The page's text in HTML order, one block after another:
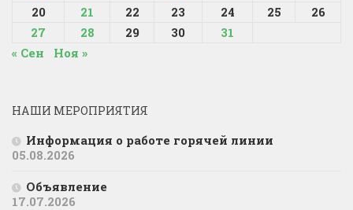
20
21 22 23 24 25
26
27
28 29 30
31
« Сен
Ноя »
НАШИ МЕРОПРИЯТИЯ
Информация о работе горячей линии
05.08.2026
Объявление
17.07.2026